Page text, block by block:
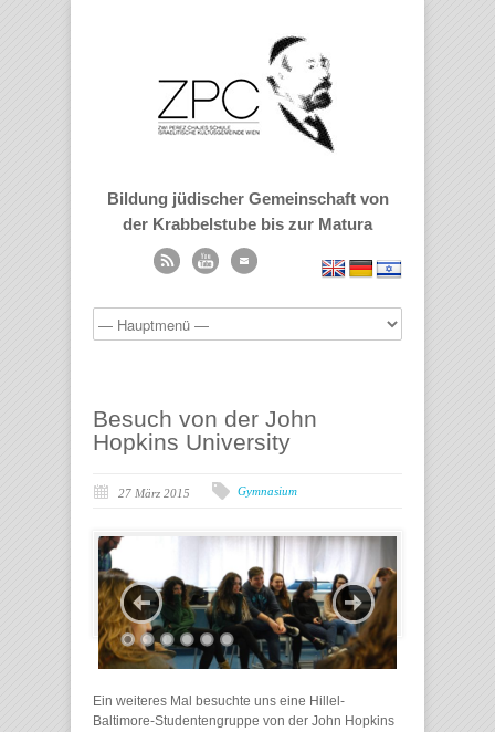
Bildung jüdischer Gemeinschaft von
der Krabbelstube bis zur Matura
Besuch von der John
Hopkins University
27 März 2015 Gymnasium
Ein weiteres Mal besuchte uns eine Hillel-
Baltimore-Studentengruppe von der John Hopkins